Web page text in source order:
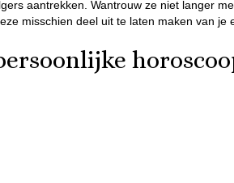
aantrekken. Wantrouw ze niet langer
misschien deel uit te laten maken van